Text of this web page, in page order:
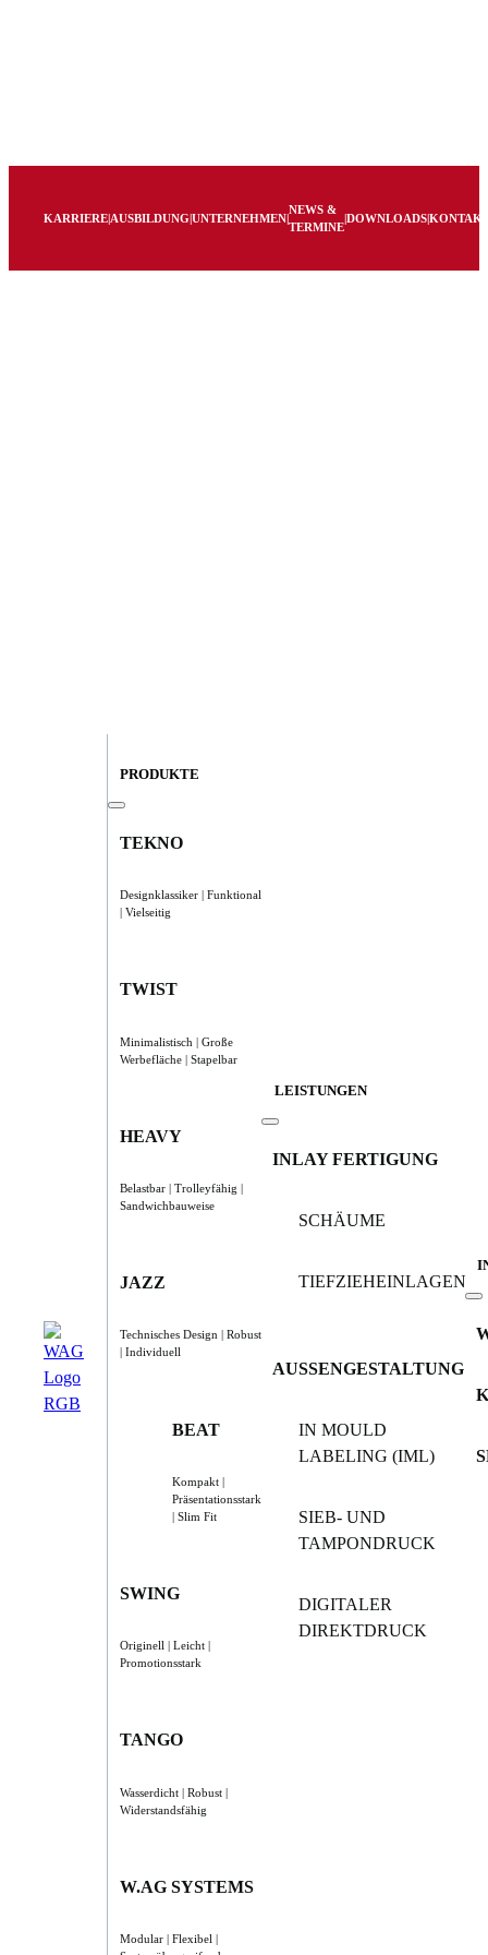
KARRIERE|AUSBILDUNG|UNTERNEHMEN|
NEWS &
TERMINE
|DOWNLOADS|
PRODUKTE
TEKNO
Designklassiker | Funktional
| Vielseitig
TWIST
Minimalistisch | Große
Werbefläche | Stapelbar
HEAVY
Belastbar | Trolleyfähig |
Sandwichbauweise
JAZZ
Technisches Design | Robust
| Individuell
BEAT
Kompakt |
Präsentationsstark
| Slim Fit
SWING
Originell | Leicht |
Promotionsstark
TANGO
Wasserdicht | Robust |
Widerstandsfähig
W.AG SYSTEMS
Modular | Flexibel |
LEISTUNGEN
INLAY FERTIGUNG
SCHÄUME
TIEFZIEHEINLAGEN
AUSSENGESTALTUNG
IN MOULD
LABELING (IML)
SIEB- UND
TAMPONDRUCK
DIGITALER
DIREKTDRUCK